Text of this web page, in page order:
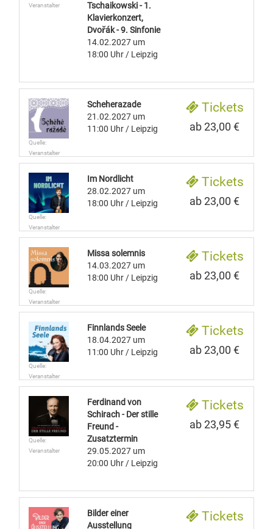
Veranstalter
Tschaikowski - 1.
Klavierkonzert,
Dvořák - 9. Sinfonie
14.02.2027 um
18:00 Uhr / Leipzig
Quelle:
Veranstalter
Scheherazade
21.02.2027 um
11:00 Uhr / Leipzig
Tickets
ab 23,00 €
Quelle:
Veranstalter
Im Nordlicht
28.02.2027 um
18:00 Uhr / Leipzig
Tickets
ab 23,00 €
Quelle:
Veranstalter
Missa solemnis
14.03.2027 um
18:00 Uhr / Leipzig
Tickets
ab 23,00 €
Quelle:
Veranstalter
Finnlands Seele
18.04.2027 um
11:00 Uhr / Leipzig
Tickets
ab 23,00 €
Quelle:
Veranstalter
Ferdinand von
Schirach - Der stille
Freund -
Zusatztermin
29.05.2027 um
20:00 Uhr / Leipzig
Tickets
ab 23,95 €
Bilder einer
Ausstellung
Tickets